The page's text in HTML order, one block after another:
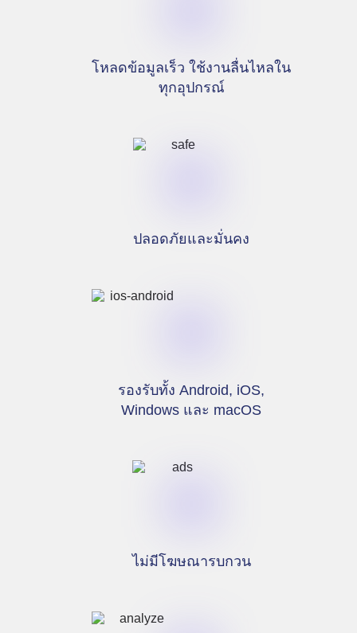
โหลดข้อมูลเร็ว ใช้งานลื่นไหลใน
ทุกอุปกรณ์
ปลอดภัยและมั่นคง
รองรับทั้ง Android, iOS,
Windows และ macOS
ไม่มีโฆษณารบกวน